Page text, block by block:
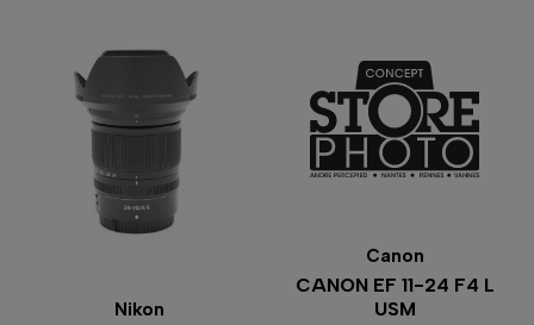
Nikon
Canon
CANON EF 11-24 F4 L
USM